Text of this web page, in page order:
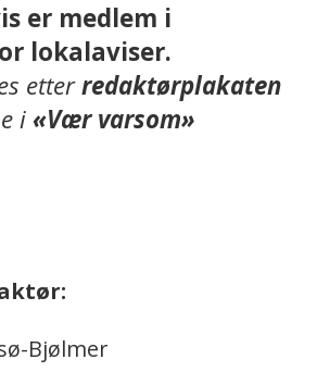
er medlem i
lokalaviser.
etterredaktørplakaten
i«Vær varsom»
Bjølmer